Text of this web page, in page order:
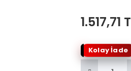
1.517,71
Kolay İade